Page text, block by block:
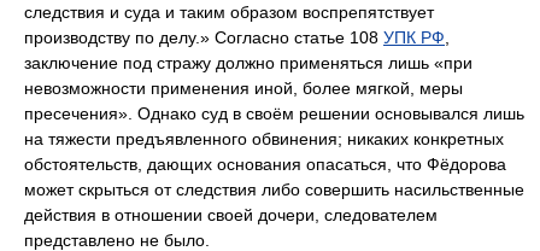
следствия и суда и таким образом воспрепятствует
производству по делу.» Согласно статье 108 УПК РФ
заключение под стражу должно применяться лишь «при
невозможности применения иной, более мягкой, меры
пресечения». Однако суд в своём решении основывался лишь
на тяжести предъявленного обвинения; никаких конкретных
обстоятельств, дающих основания опасаться, что Фёдорова
может скрыться от следствия либо совершить насильственные
действия в отношении своей дочери, следователем
представлено не было.